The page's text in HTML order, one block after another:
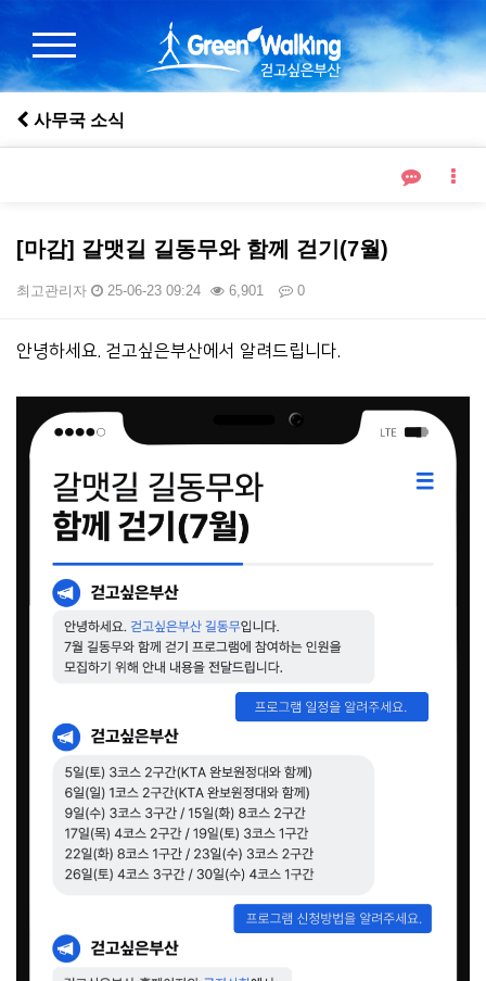
사무국 소식
[마감] 갈맷길 길동무와 함께 걷기(7월)
최고관리자 25-06-23 09:24 6,901 0
본문
안녕하세요. 걷고싶은부산에서 알려드립니다.